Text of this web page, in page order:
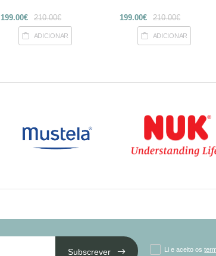
199.00€ 210.00€
ADICIONAR
199.00€ 210.00€
ADICIONAR
Subscrever Li e aceito os